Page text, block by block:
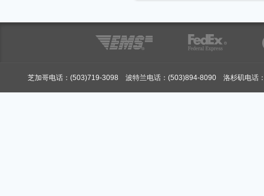
芝加哥电话：(503)719-3098 波特兰电话：(503)894-8090 洛杉矶电